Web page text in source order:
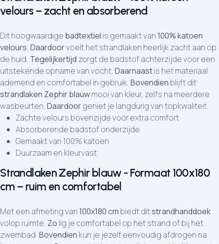
velours – zacht en absorberend
Dit hoogwaardige badtextiel is gemaakt van100% katoen
velours.Daardoorvoelt het strandlaken heerlijk zacht aan op
de huid. Tegelijkertijd zorgt de badstof achterzijde voor een
uitstekende opname van vocht.Daarnaastis het materiaal
ademend en comfortabel in gebruik.Bovendien blijft dit
strandlaken Zephir blauwmooi van kleur, zelfs na meerdere
wasbeurten.Daardoorgeniet je langdurig van topkwaliteit.
Zachte velours bovenzijde voor extra comfort
Absorberende badstof onderzijde
Gemaakt van 100% katoen
Duurzaam en kleurvast
Strandlaken Zephir blauw - Formaat 100x180
cm – ruim en comfortabel
Met een afmeting van100x180 cm biedt ditstrandhanddoek
volop ruimte. Zo lig je comfortabel op het strand of bij het
zwembad.Bovendien kun je jezelf eenvoudig afdrogen na